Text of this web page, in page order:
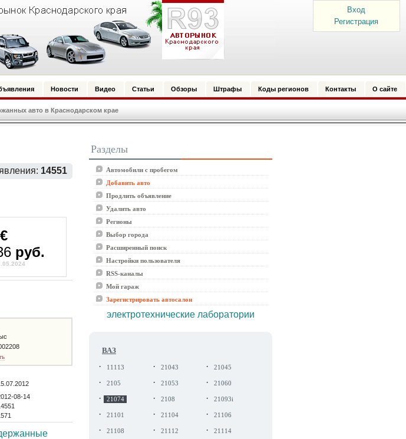
Вход
Регистрация
Новости Видео Статьи Обзоры Штрафы Коды регионов Контакты О сайте
авто в Краснодарском крае
14551
€
руб.
08-14
Разделы
Автомобили с пробегом
Добавить авто
Продлить объявление
Удалить авто
Регионы
Выбор города
Расширенный поиск
Настройки пользователя
RSS-каналы
Мой гараж
Зарегистрировать автосалон
электротехнические лаборатории
ВАЗ
· 11113 · 21043 · 21045
· 2105 · 21053 · 21060
· 21074 · 2108 · 21093i
· 21101 · 21104 · 21106
· 21108 · 21112 · 21114